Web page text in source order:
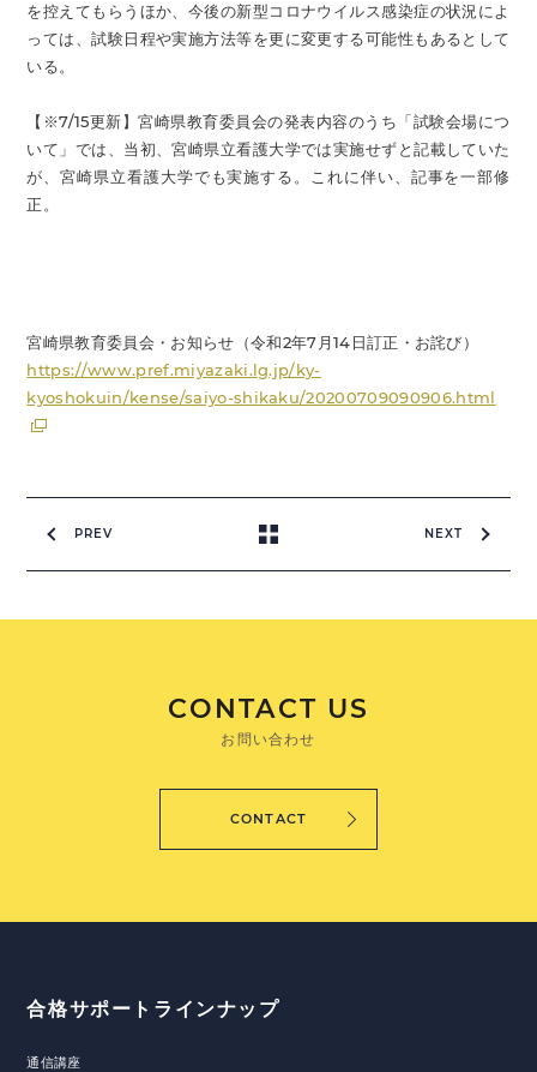
を控えてもらうほか、今後の新型コロナウイルス感染症の状況によ
っては、試験日程や実施方法等を更に変更する可能性もあるとして
いる。
【※7/15更新】宮崎県教育委員会の発表内容のうち「試験会場につ
いて」では、当初、宮崎県立看護大学では実施せずと記載していた
が、宮崎県立看護大学でも実施する。これに伴い、記事を一部修
正。
宮崎県教育委員会・お知らせ（令和2年7月14日訂正・お詫び）
https://www.pref.miyazaki.lg.jp/ky-
kyoshokuin/kense/saiyo-shikaku/20200709090906.html
PREV NEXT
CONTACT US
お問い合わせ
CONTACT
合格サポートラインナップ
通信講座